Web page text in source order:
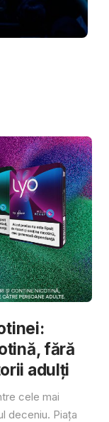
fără
adulți
cele mai
deceniu. Piața